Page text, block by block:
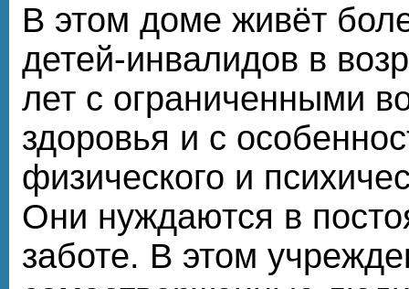
В этом доме живёт
детей-инвалидов в
лет с ограниченными
здоровья и с
физического и
Они нуждаются в
заботе. В этом